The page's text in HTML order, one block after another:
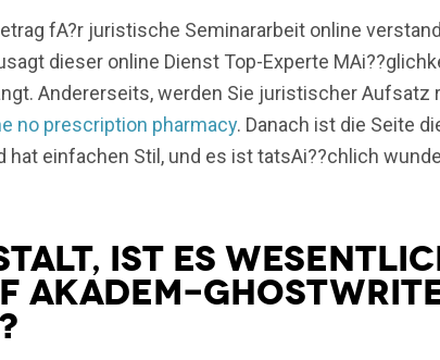
fA?r juristische Seminararbeit online
dieser online Dienst Top-Experte
Andererseits, werden Sie juristischer
no prescription pharmacy. Danach ist die Seite
einfachen Stil, und es ist tatsAi??chlich
ist es